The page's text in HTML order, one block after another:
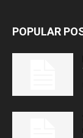
POPULAR